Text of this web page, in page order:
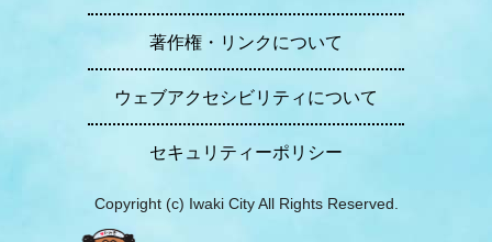
著作権・リンクについて
ウェブアクセシビリティについて
セキュリティーポリシー
Copyright (c) Iwaki City All Rights Reserved.